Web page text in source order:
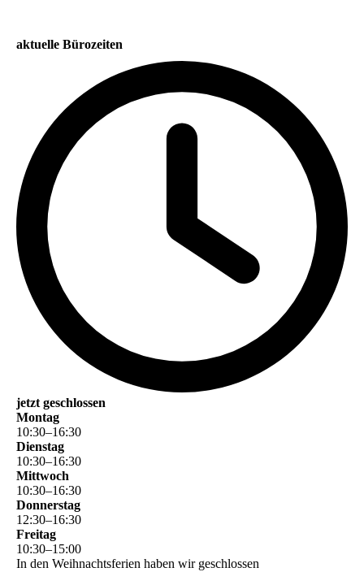
aktuelle Bürozeiten
jetzt geschlossen
Montag
10:30–16:30
Dienstag
10:30–16:30
Mittwoch
10:30–16:30
Donnerstag
12:30–16:30
Freitag
10:30–15:00
In den Weihnachtsferien haben wir geschlossen